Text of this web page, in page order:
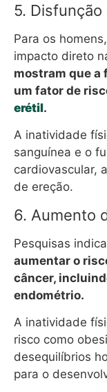
5. Disfunção
Para os
impacto direto
mostram que a
um fator de
erétil.
A inatividade
sanguínea e o
cardiovascular,
de ereção.
6. Aumento
Pesquisas
aumentar o
câncer,
endométrio.
A inatividade
risco como
desequilíbrios
para o